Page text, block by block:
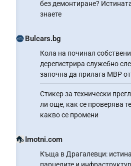
без демонтиране?
знаете
Bulcars.bg
Кола на починал
дерегистрира служебно
започна да прилага МВР
Стикер за технически
ли още, как се проверява
какво се промени
Imotni.com
Къща в Драгалевци: